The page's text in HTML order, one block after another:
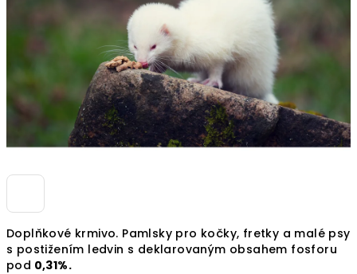
Doplňkové krmivo. Pamlsky pro kočky, fretky a malé psy
s postižením ledvin s deklarovaným obsahem fosforu
pod 0,31%.